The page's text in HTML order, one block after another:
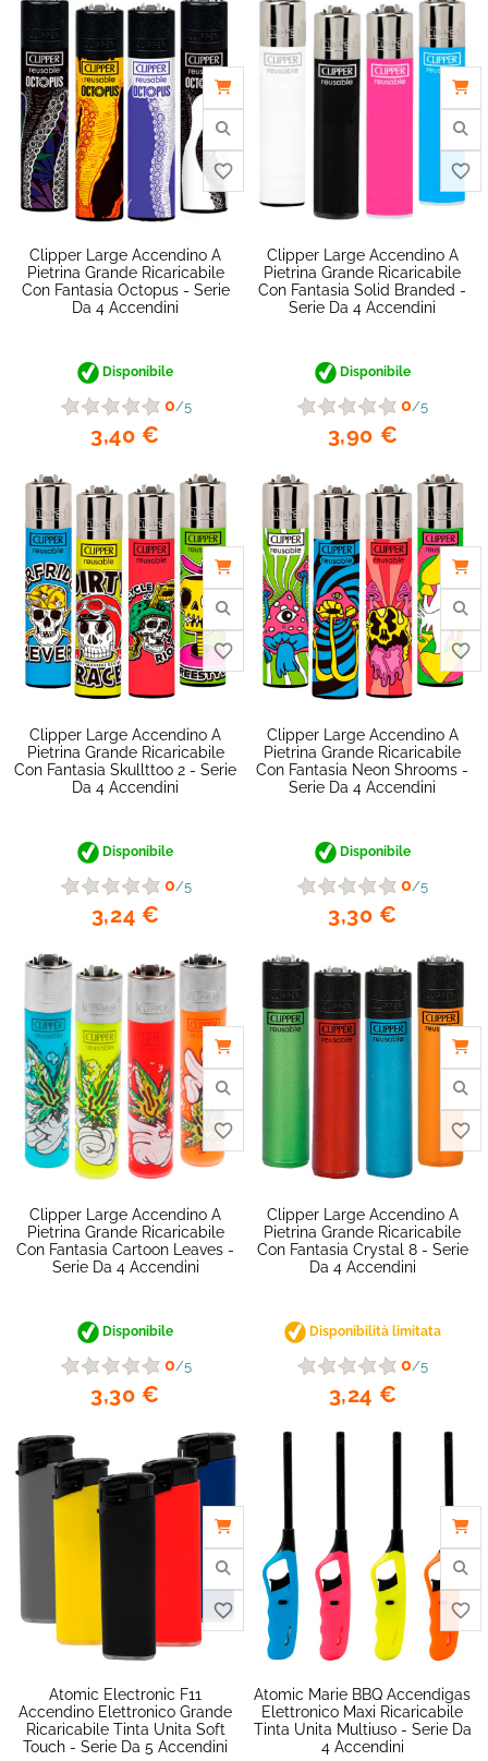
favorite_border
Clipper Large Accendino A
Pietrina Grande Ricaricabile
Con Fantasia Octopus - Serie
Da 4 Accendini
Disponibile
0/5
3,40 €
Clipper Large Accendino A
Pietrina Grande Ricaricabile
Con Fantasia Solid Branded -
Serie Da 4 Accendini
Disponibile
0/5
3,90 €
Clipper Large Accendino A
Pietrina Grande Ricaricabile
Con Fantasia Skullttoo 2 - Serie
Da 4 Accendini
Disponibile
0/5
3,24 €
Clipper Large Accendino A
Pietrina Grande Ricaricabile
Con Fantasia Neon Shrooms -
Serie Da 4 Accendini
Disponibile
0/5
3,30 €
Clipper Large Accendino A
Pietrina Grande Ricaricabile
Con Fantasia Cartoon Leaves -
Serie Da 4 Accendini
Disponibile
0/5
3,30 €
Clipper Large Accendino A
Pietrina Grande Ricaricabile
Con Fantasia Crystal 8 - Serie
Da 4 Accendini
Disponibilità limitata
0/5
3,24 €
Atomic Electronic F11
Accendino Elettronico Grande
Ricaricabile Tinta Unita Soft
Touch - Serie Da 5 Accendini
Atomic Marie BBQ Accendigas
Elettronico Maxi Ricaricabile
Tinta Unita Multiuso - Serie Da
4 Accendini